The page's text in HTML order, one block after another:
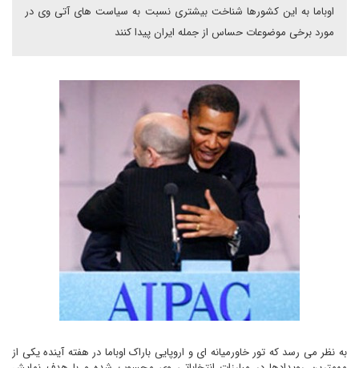
اوباما به این کشورها شناخت بيشترى نسبت به سیاست های آتی وی در
مورد برخی موضوعات حساس از جمله ایران پيدا کنند
به نظر می رسد که تور خاورمیانه ای و اروپایی باراک اوباما در هفته آینده یکی از